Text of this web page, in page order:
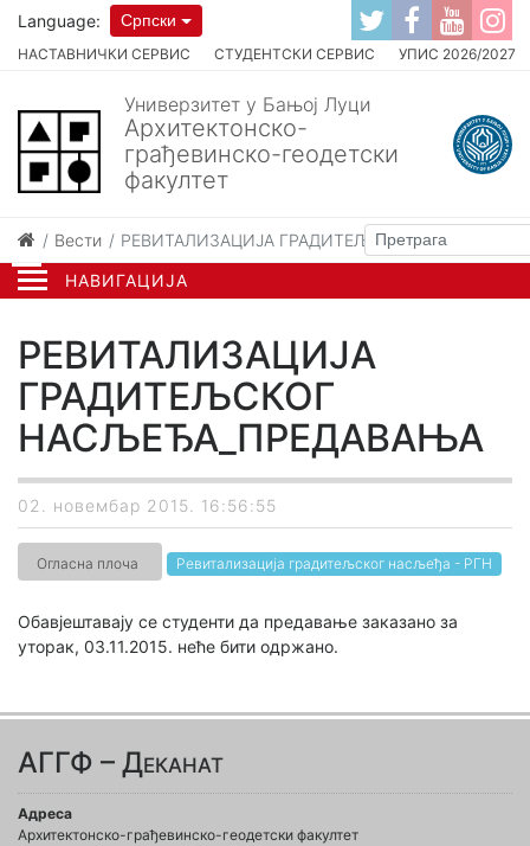
НАВИГАЦИЈА
НАСТАВНИЧКИ СЕРВИС СТУДЕНТСКИ СЕРВИС УПИС 2026/2027
Language: Српски
Универзитет у Бањој Луци
Архитектонско-
грађевинско-геодетски
факултет
Вести РЕВИТАЛИЗАЦИЈА ГРАДИТЕЉСКОГ
РЕВИТАЛИЗАЦИЈА
ГРАДИТЕЉСКОГ
НАСЉЕЂА_ПРЕДАВАЊА
02. новембар 2015. 16:56:55
Огласна плоча Ревитализација градитељског насљеђа - РГН
Обавјештавају се студенти да предавање заказано за
уторак, 03.11.2015. неће бити одржано.
АГГФ – Деканат
Адреса
Архитектонско-грађевинско-геодетски факултет